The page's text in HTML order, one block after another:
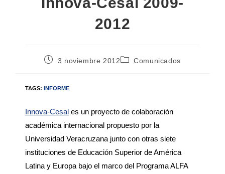
2012
3 noviembre 2012 Comunicados
TAGS: INFORME
Innova-Cesal es un proyecto de colaboración
académica internacional propuesto por la
Universidad Veracruzana junto con otras siete
instituciones de Educación Superior de América
Latina y Europa bajo el marco del Programa ALFA